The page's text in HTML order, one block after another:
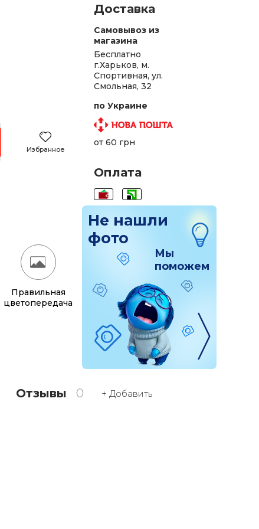
Избранное
Правильная
цветопередача
Отзывы 0 + Добавить
Доставка
Самовывоз из
магазина
Бесплатно
г.Харьков, м.
Спортивная, ул.
Смольная, 32
по Украине
от 60 грн
Оплата
Не нашли
фото
Мы
поможем